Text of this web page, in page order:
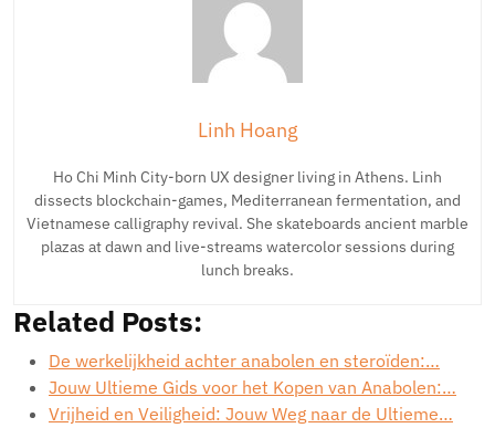
Linh Hoang
Ho Chi Minh City-born UX designer living in Athens. Linh
dissects blockchain-games, Mediterranean fermentation, and
Vietnamese calligraphy revival. She skateboards ancient marble
plazas at dawn and live-streams watercolor sessions during
lunch breaks.
Related Posts:
De werkelijkheid achter anabolen en steroïden:…
Jouw Ultieme Gids voor het Kopen van Anabolen:…
Vrijheid en Veiligheid: Jouw Weg naar de Ultieme…